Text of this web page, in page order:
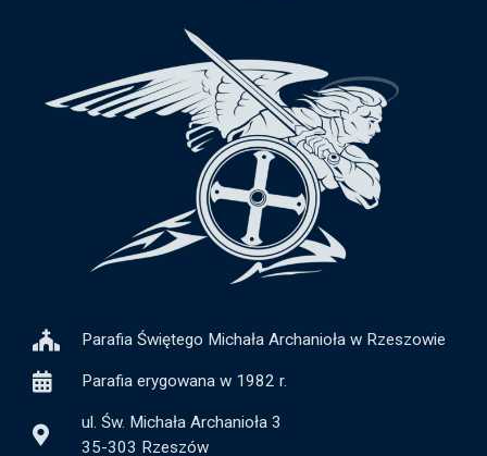
Parafia Świętego Michała Archanioła w Rzeszowie
Parafia erygowana w 1982 r.
ul. Św. Michała Archanioła 3
35-303 Rzeszów